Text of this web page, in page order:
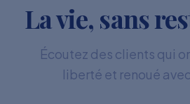
La vie, sans
Écoutez des clients qui
liberté et renoué